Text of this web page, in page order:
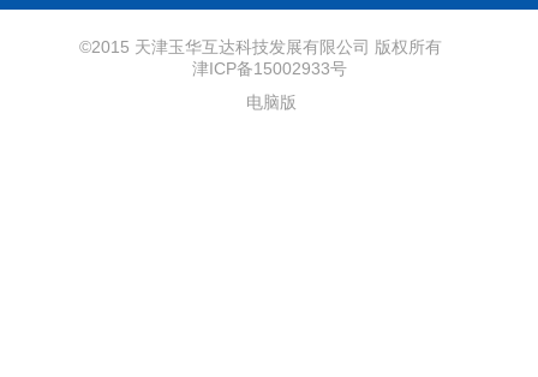
©2015 天津玉华互达科技发展有限公司 版权所有
津ICP备15002933号
电脑版